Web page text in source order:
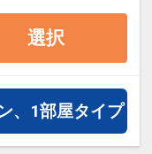
ざいます。
選択
、1部屋タイプ